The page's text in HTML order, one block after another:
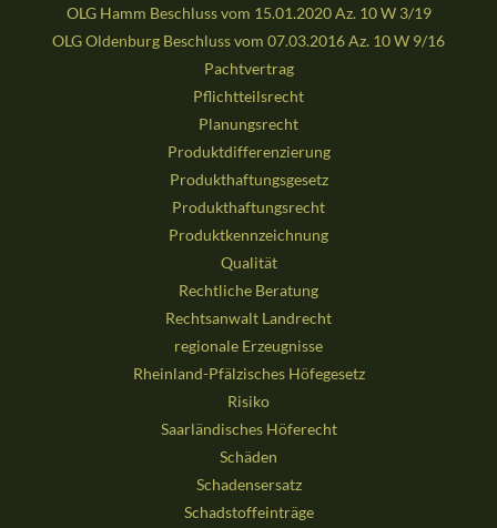
OLG Hamm Beschluss vom 15.01.2020 Az. 10 W 3/19
OLG Oldenburg Beschluss vom 07.03.2016 Az. 10 W 9/16
Pachtvertrag
Pflichtteilsrecht
Planungsrecht
Produktdifferenzierung
Produkthaftungsgesetz
Produkthaftungsrecht
Produktkennzeichnung
Qualität
Rechtliche Beratung
Rechtsanwalt Landrecht
regionale Erzeugnisse
Rheinland-Pfälzisches Höfegesetz
Risiko
Saarländisches Höferecht
Schäden
Schadensersatz
Schadstoffeinträge